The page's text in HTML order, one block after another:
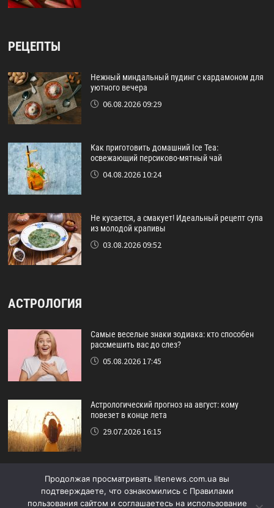
РЕЦЕПТЫ
Нежный миндальный пудинг с кардамоном для
уютного вечера
06.08.2026 09:29
Как приготовить домашний Ice Tea:
освежающий персиково-мятный чай
04.08.2026 10:24
Не кусается, а смакует! Идеальный рецепт супа
из молодой крапивы
03.08.2026 09:52
АСТРОЛОГИЯ
Самые веселые знаки зодиака: кто способен
рассмешить вас до слез?
05.08.2026 17:45
Астрологический прогноз на август: кому
повезет в конце лета
29.07.2026 16:15
Идеальный друг по знаку зодиака: кто никогда
не подведёт?
24.07.2026 17:48
Продолжая просматривать litenews.com.ua вы
подтверждаете, что ознакомились с Правилами
пользования сайтом и соглашаетесь на использование